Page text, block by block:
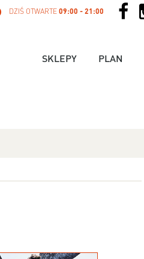
DZIŚ OTWARTE 09:00 - 21:00
SKLEPY PLAN